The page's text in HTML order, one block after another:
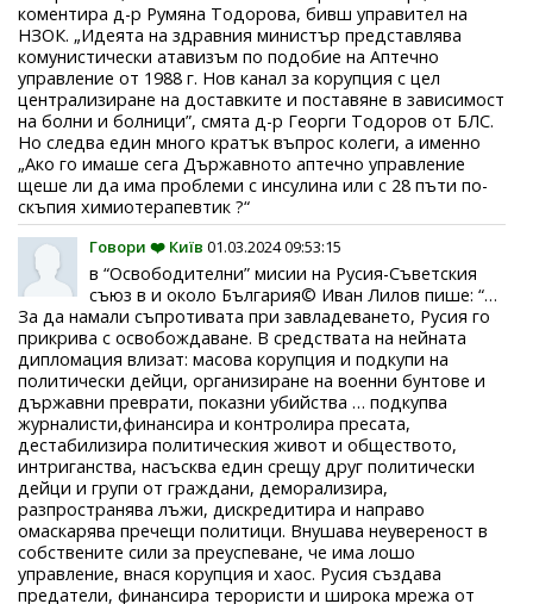
коментира д-р Румяна Тодорова, бивш управител на
НЗОК. „Идеята на здравния министър представлява
комунистически атавизъм по подобие на Аптечно
управление от 1988 г. Нов канал за корупция с цел
централизиране на доставките и поставяне в зависимост
на болни и болници”, смята д-р Георги Тодоров от БЛС.
Но следва един много кратък въпрос колеги, а именно
„Ако го имаше сега Държавното аптечно управление
щеше ли да има проблеми с инсулина или с 28 пъти по-
скъпия химиотерапевтик ?“
Говори ❤️ Київ 01.03.2024 09:53:15
в “Освободителни” мисии на Русия-Съветския
съюз в и около България© Иван Лилов пише: “…
За да намали съпротивата при завладеването, Русия го
прикрива с освобождаване. В средствата на нейната
дипломация влизат: масова корупция и подкупи на
политически дейци, организиране на военни бунтове и
държавни преврати, показни убийства … подкупва
журналисти,финансира и контролира пресата,
дестабилизира политическия живот и обществото,
интриганства, насъсква един срещу друг политически
дейци и групи от граждани, деморализира,
разпространява лъжи, дискредитира и направо
омаскарява пречещи политици. Внушава неувереност в
собствените сили за преуспеване, че има лошо
управление, внася корупция и хаос. Русия създава
предатели, финансира терористи и широка мрежа от